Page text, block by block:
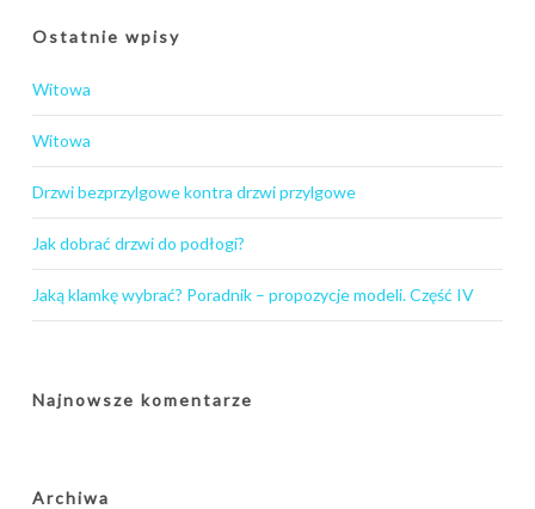
Ostatnie wpisy
Witowa
Witowa
Drzwi bezprzylgowe kontra drzwi przylgowe
Jak dobrać drzwi do podłogi?
Jaką klamkę wybrać? Poradnik – propozycje modeli. Część IV
Najnowsze komentarze
Archiwa